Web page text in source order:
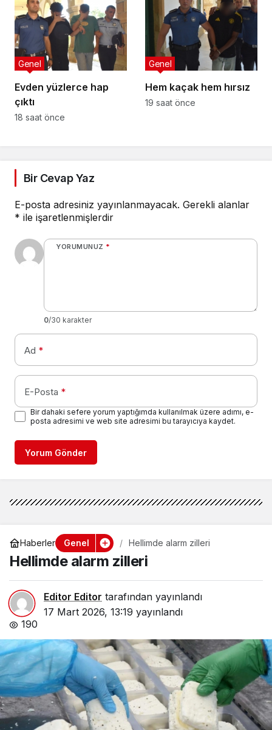
Evden yüzlerce hap
çıktı
Genel
18 saat önce
Hem kaçak hem hırsız
Genel
19 saat önce
Bir Cevap Yaz
E-posta adresiniz yayınlanmayacak. Gerekli alanlar
* ile işaretlenmişlerdir
YORUMUNUZ *
0/30 karakter
Ad *
E-Posta *
Bir dahaki sefere yorum yaptığımda kullanılmak üzere adımı, e-
posta adresimi ve web site adresimi bu tarayıcıya kaydet.
Yorum Gönder
Haberler Genel Hellimde alarm zilleri
Hellimde alarm zilleri
Editor Editor tarafından yayınlandı
17 Mart 2026, 13:19 yayınlandı
190